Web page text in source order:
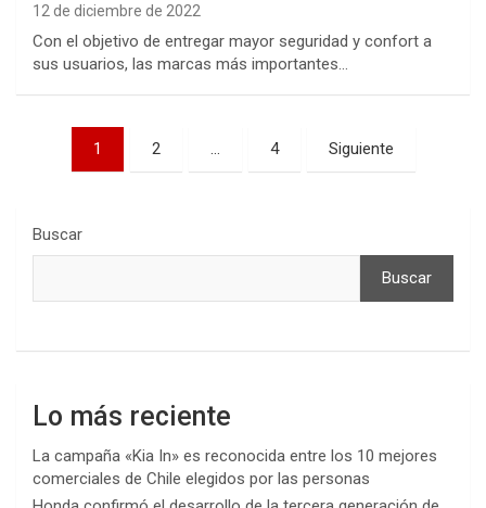
12 de diciembre de 2022
Con el objetivo de entregar mayor seguridad y confort a
sus usuarios, las marcas más importantes…
Paginación
1 2 … 4 Siguiente
Buscar
Buscar
Lo más reciente
La campaña «Kia In» es reconocida entre los 10 mejores
comerciales de Chile elegidos por las personas